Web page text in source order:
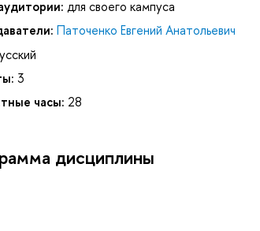
для своего кампуса
Паточенко Евгений Анатольевич
3
часы: 28
дисциплины